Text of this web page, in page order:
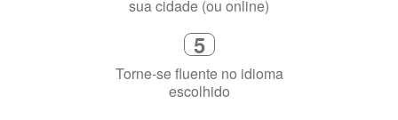
Fique combinado com um instrutor
de idioma nativo e certificado em
sua cidade (ou online)
5